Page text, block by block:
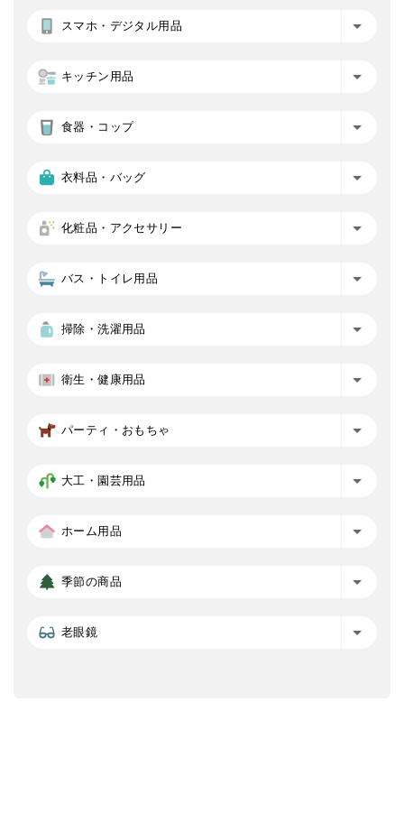
スマホ・デジタル用品
キッチン用品
食器・コップ
衣料品・バッグ
化粧品・アクセサリー
バス・トイレ用品
掃除・洗濯用品
衛生・健康用品
パーティ・おもちゃ
大工・園芸用品
ホーム用品
季節の商品
老眼鏡